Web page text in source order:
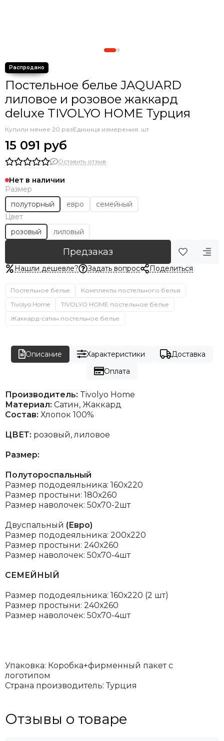
Постельное белье JAQUARD
лиловое и розовое жаккард
deluxe TIVOLYO HOME Турция
Купили менее 20 разЕдиница измерения: шт
15 091 руб
Оставить отзыв
Нет в наличии
Размер
полуторный
евро
семейный
Цвет
розовый
лиловый
Предзаказ
Нашли дешевле? Задать вопрос Поделиться
Постельное белье
Комплекты постельного белья
Tivolyo Home
TIVOLYO HOME постельное белье
Жаккард-сатин постельное белье
Описание Характеристики
Доставка
Оплата
Производитель: Tivolyo Home
Материал: Сатин, Жаккард
Состав: Хлопок 100%
ЦВЕТ: розовый, лиловое
Размер:
Полутороспальный
Размер пододеяльника: 160х220
Размер простыни: 180х260
Размер наволочек: 50х70-2шт
Двуспальный (Евро)
Размер пододеяльника: 200х220
Размер простыни: 240х260
Размер наволочек: 50х70-4шт
СЕМЕЙНЫЙ
Размер пододеяльника: 160х220 (2 шт)
Размер простыни: 240х260
Размер наволочек: 50х70-4шт
Упаковка: Коробка+фирменный пакет с
логотипом
Страна производитель: Турция
Отзывы о товаре